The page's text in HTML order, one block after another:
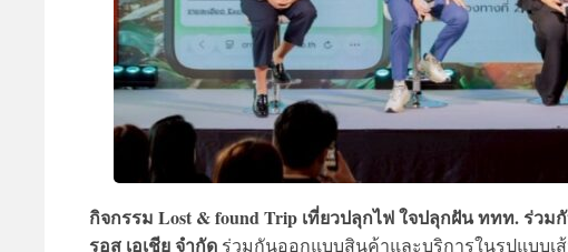
กิจกรรม Lost & found Trip เที่ยวปลุกไฟ ใจปลุกฝัน ททท. ร่ว
รอส เอเชีย จำกัด ร่วมกันออกแบบสินค้าและบริการในรูปแบบเ